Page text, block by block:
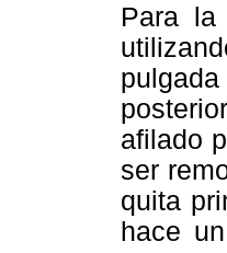
Para la
afilado
ser
quita
hace